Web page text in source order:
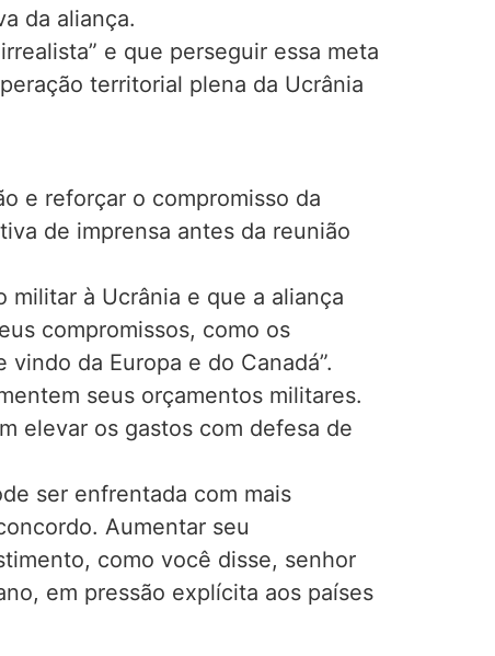
da aliança.
e que perseguir essa meta
territorial plena da Ucrânia
e reforçar o compromisso da
de imprensa antes da reunião
à Ucrânia e que a aliança
compromissos, como os
da Europa e do Canadá”.
seus orçamentos militares.
elevar os gastos com defesa de
ser enfrentada com mais
Aumentar seu
como você disse, senhor
em pressão explícita aos países